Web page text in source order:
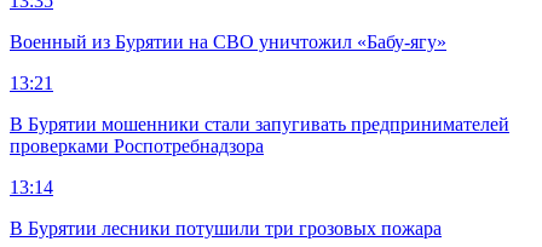
Военный из Бурятии на СВО уничтожил «Бабу-ягу»
13:21
В Бурятии мошенники стали запугивать предпринимателей
проверками Роспотребнадзора
13:14
В Бурятии лесники потушили три грозовых пожара